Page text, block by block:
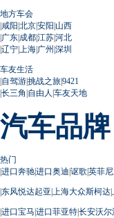
地方车会
|咸阳|北京|安阳|山西
|广东|成都|江苏|河北
|辽宁| 上海|广州 |深圳
车友生活
|自驾游|挑战之旅|9421
|长三角 |自由人 |车友天地
汽车品牌
热门
|进口奔驰|进口奥迪|讴歌|英菲
|东风悦达起亚| 上海大众斯柯达|
|进口宝马|进口菲亚特|长安沃尔